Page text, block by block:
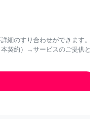
細のすり合わせができます。
契約）→サービスのご提供と